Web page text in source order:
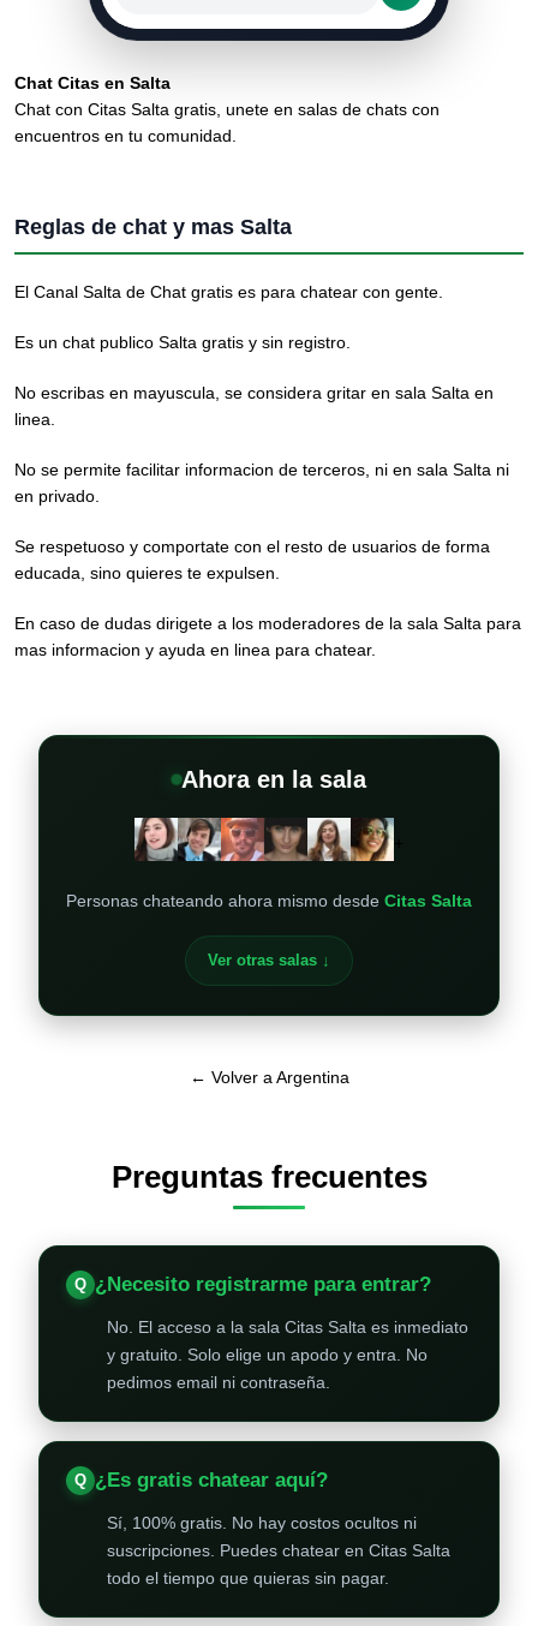
Chat Citas en Salta
Chat con Citas Salta gratis, unete en salas de chats con
encuentros en tu comunidad.
Reglas de chat y mas Salta
El Canal Salta de Chat gratis es para chatear con gente.
Es un chat publico Salta gratis y sin registro.
No escribas en mayuscula, se considera gritar en sala Salta en
linea.
No se permite facilitar informacion de terceros, ni en sala Salta ni
en privado.
Se respetuoso y comportate con el resto de usuarios de forma
educada, sino quieres te expulsen.
En caso de dudas dirigete a los moderadores de la sala Salta para
mas informacion y ayuda en linea para chatear.
Ahora en la sala
Personas chateando ahora mismo desde Citas Salta
Ver otras salas ↓
← Volver a Argentina
Preguntas frecuentes
¿Necesito registrarme para entrar?
No. El acceso a la sala Citas Salta es inmediato
y gratuito. Solo elige un apodo y entra. No
pedimos email ni contraseña.
¿Es gratis chatear aquí?
Sí, 100% gratis. No hay costos ocultos ni
suscripciones. Puedes chatear en Citas Salta
todo el tiempo que quieras sin pagar.